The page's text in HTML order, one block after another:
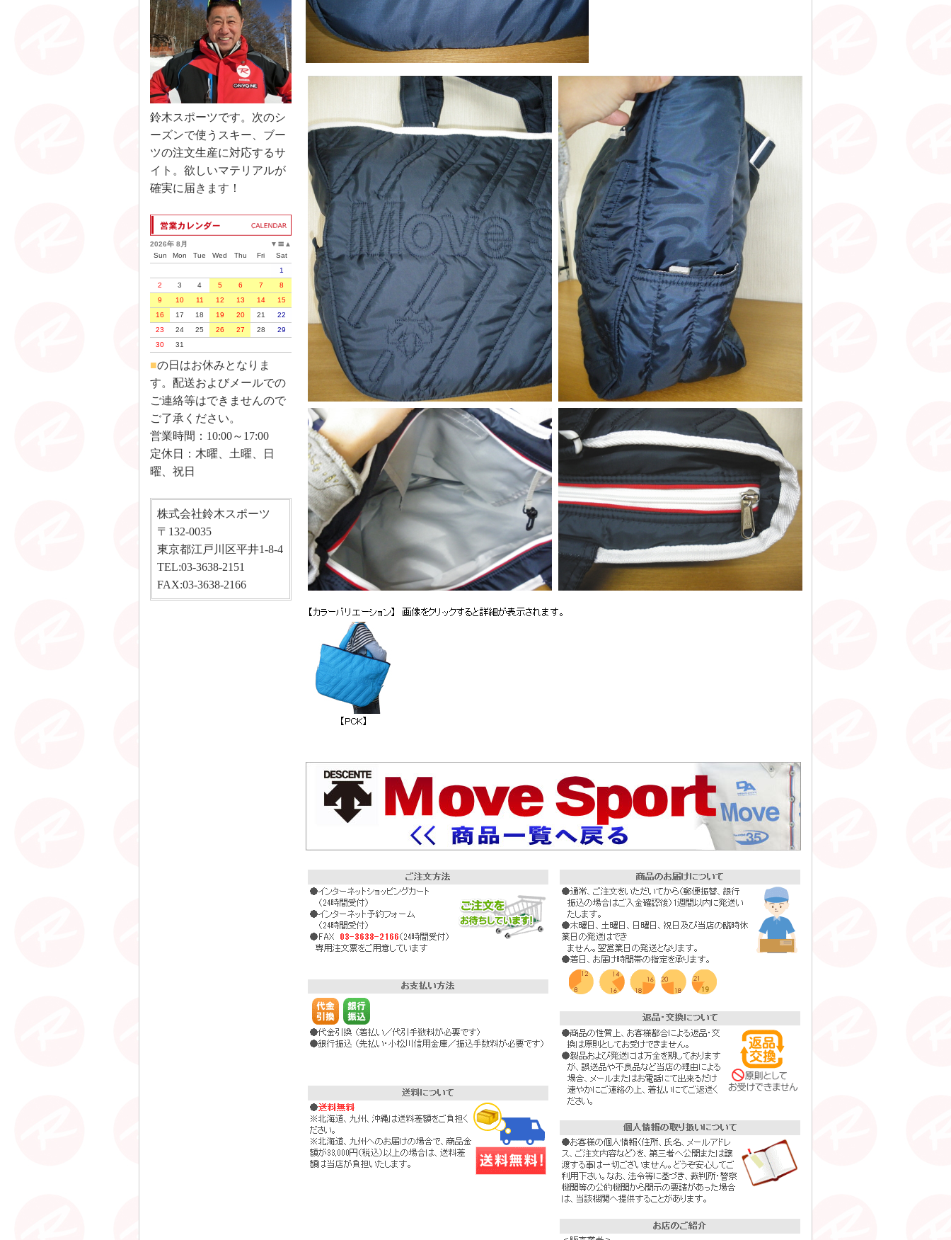
鈴木スポーツです。次のシ
ーズンで使うスキー、ブー
ツの注文生産に対応するサ
イト。欲しいマテリアルが
確実に届きます！
▲
〓
▼
2026年 8月
Sun
Mon Tue Wed Thu Fri
Sat
1
2
3 4 5 6 7
8
9
10 11 12 13 14
15
16
17 18 19 20 21
22
23
24 25 26 27 28
29
30
31
■の日はお休みとなりま
す。配送およびメールでの
ご連絡等はできませんので
ご了承ください。
営業時間：10:00～17:00
定休日：木曜、土曜、日
曜、祝日
株式会社鈴木スポーツ
〒132-0035
東京都江戸川区平井1-8-4
TEL:03-3638-2151
FAX:03-3638-2166